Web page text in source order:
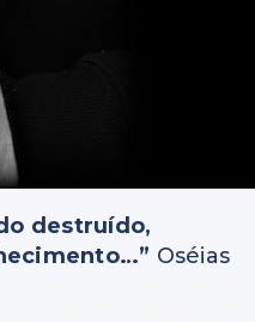
destruído,
Oséias